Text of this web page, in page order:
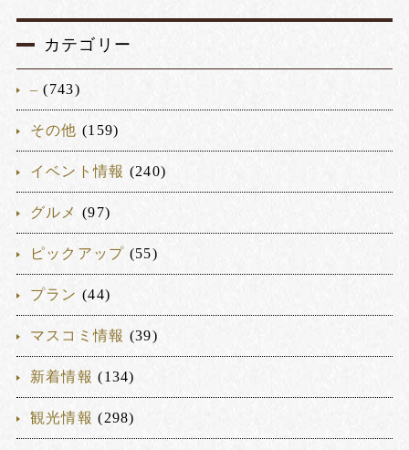
カテゴリー
– (743)
その他 (159)
イベント情報 (240)
グルメ (97)
ピックアップ (55)
プラン (44)
マスコミ情報 (39)
新着情報 (134)
観光情報 (298)